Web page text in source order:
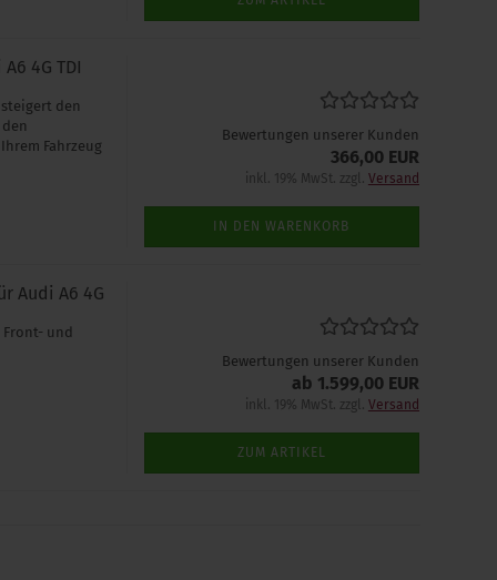
4G TDI
den
Fahrzeug
Bewertungen unserer Kunden
366,00 EUR
inkl. 19% MwSt. zzgl. Versand
IN DEN WARENKORB
Audi A6 4G
und
Bewertungen unserer Kunden
ab 1.599,00 EUR
inkl. 19% MwSt. zzgl. Versand
ZUM ARTIKEL